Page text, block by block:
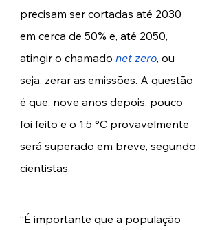
precisam ser cortadas até 2030
em cerca de 50% e, até 2050,
atingir o chamado net zero, ou
seja, zerar as emissões. A questão
é que, nove anos depois, pouco
foi feito e o 1,5 °C provavelmente
será superado em breve, segundo
cientistas.
“É importante que a população